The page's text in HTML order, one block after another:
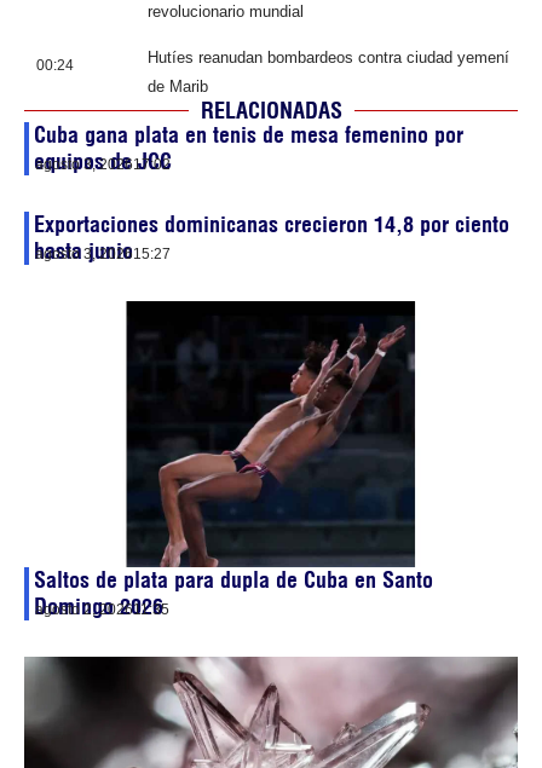
revolucionario mundial
00:24
Hutíes reanudan bombardeos contra ciudad yemení
de Marib
RELACIONADAS
Cuba gana plata en tenis de mesa femenino por
equipos de JCC
agosto 3, 202617:02
Exportaciones dominicanas crecieron 14,8 por ciento
hasta junio
agosto 3, 202615:27
Saltos de plata para dupla de Cuba en Santo
Domingo 2026
agosto 2, 202611:35